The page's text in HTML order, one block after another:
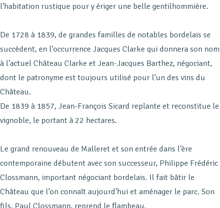
l’habitation rustique pour y ériger une belle gentilhommière.
De 1728 à 1839, de grandes familles de notables bordelais se
succèdent, en l’occurrence Jacques Clarke qui donnera son nom
à l’actuel Château Clarke et Jean-Jacques Barthez, négociant,
dont le patronyme est toujours utilisé pour l’un des vins du
Château.
De 1839 à 1857, Jean-François Sicard replante et reconstitue le
vignoble, le portant à 22 hectares.
Le grand renouveau de Malleret et son entrée dans l’ère
contemporaine débutent avec son successeur, Philippe Frédéric
Clossmann, important négociant bordelais. Il fait bâtir le
Château que l’on connaît aujourd’hui et aménager le parc. Son
fils, Paul Clossmann, reprend le flambeau.